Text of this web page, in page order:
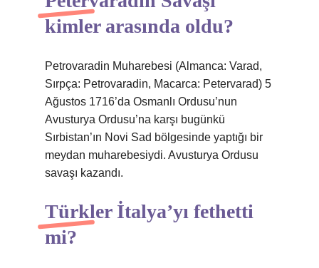
kimler arasında oldu?
Petrovaradin Muharebesi (Almanca: Varad,
Sırpça: Petrovaradin, Macarca: Petervarad) 5
Ağustos 1716’da Osmanlı Ordusu’nun
Avusturya Ordusu’na karşı bugünkü
Sırbistan’ın Novi Sad bölgesinde yaptığı bir
meydan muharebesiydi. Avusturya Ordusu
savaşı kazandı.
Türkler İtalya’yı fethetti
mi?